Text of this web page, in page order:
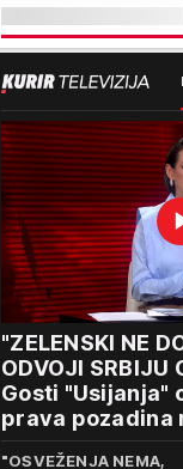
"ZELENSKI NE
ODVOJI SRBIJU
Gosti "Usijanja"
prava pozadina
Beogradu
"OSVEŽENJA NEMA,